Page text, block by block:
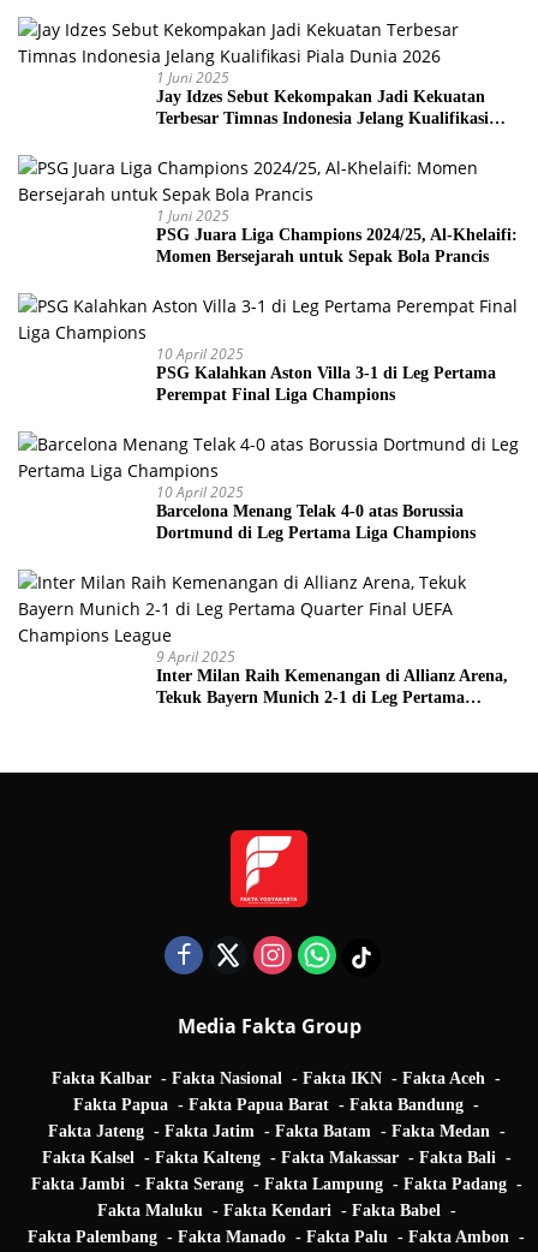
1 Juni 2025
Jay Idzes Sebut Kekompakan Jadi Kekuatan
Terbesar Timnas Indonesia Jelang Kualifikasi
1 Juni 2025
PSG Juara Liga Champions 2024/25, Al-Khelaifi:
Momen Bersejarah untuk Sepak Bola Prancis
10 April 2025
PSG Kalahkan Aston Villa 3-1 di Leg Pertama
Perempat Final Liga Champions
10 April 2025
Barcelona Menang Telak 4-0 atas Borussia
Dortmund di Leg Pertama Liga Champions
9 April 2025
Inter Milan Raih Kemenangan di Allianz Arena,
Tekuk Bayern Munich 2-1 di Leg Pertama
Media Fakta Group
Fakta Kalbar Fakta Nasional Fakta IKN
Fakta Aceh
Fakta Papua
Fakta Papua Barat
Fakta Bandung
Fakta Jateng
Fakta Jatim Fakta Batam
Fakta Medan
Fakta Kalsel
Fakta Kalteng Fakta Makassar
Fakta Bali
Fakta Jambi
Fakta Serang Fakta Lampung
Fakta Padang
Fakta Maluku
Fakta Kendari
Fakta Babel
Fakta Palembang
Fakta Manado Fakta Palu Fakta Ambon